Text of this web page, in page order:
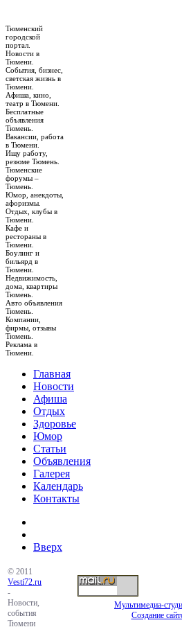
Тюменский
городской
портал.
Новости в
Тюмени.
События, бизнес,
светская жизнь в
Тюмени.
Афиша, кино,
театр в Тюмени.
Бесплатные
объявления
Тюмень.
Вакансии, работа
в Тюмени.
Ищу работу,
резюме Тюмень.
Тюменские
форумы –
Тюмень.
Юмор, анекдоты,
афоризмы.
Отдых, клубы в
Тюмени.
Кафе и
рестораны в
Тюмени.
Боулинг и
бильярд в
Тюмени.
Недвижимость,
дома, квартиры
Тюмень.
Авто объявления
Тюмень.
Компании,
фирмы, отзывы
Тюмень.
Реклама в
Тюмени.
Главная
Новости
Афиша
Отдых
Здоровье
Юмор
Статьи
Объявления
Галерея
Календарь
Контакты
Вверх
© 2011
Vesti72.ru
-
Новости,
события
Тюмени
Мультимедиа-
Создание